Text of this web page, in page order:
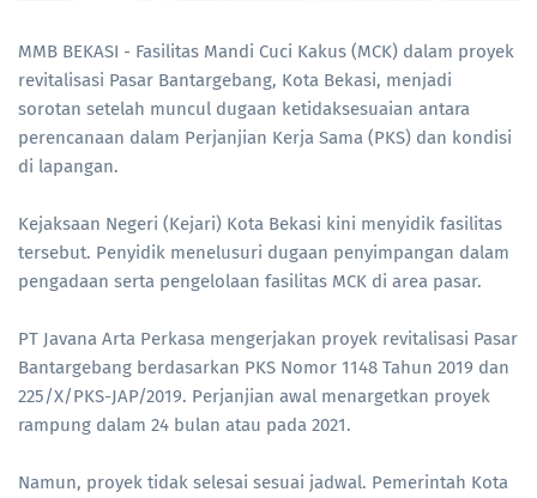
MMB BEKASI - Fasilitas Mandi Cuci Kakus (MCK) dalam proyek
revitalisasi Pasar Bantargebang, Kota Bekasi, menjadi
sorotan setelah muncul dugaan ketidaksesuaian antara
perencanaan dalam Perjanjian Kerja Sama (PKS) dan kondisi
di lapangan.
Kejaksaan Negeri (Kejari) Kota Bekasi kini menyidik fasilitas
tersebut. Penyidik menelusuri dugaan penyimpangan dalam
pengadaan serta pengelolaan fasilitas MCK di area pasar.
PT Javana Arta Perkasa mengerjakan proyek revitalisasi Pasar
Bantargebang berdasarkan PKS Nomor 1148 Tahun 2019 dan
225/X/PKS-JAP/2019. Perjanjian awal menargetkan proyek
rampung dalam 24 bulan atau pada 2021.
Namun, proyek tidak selesai sesuai jadwal. Pemerintah Kota